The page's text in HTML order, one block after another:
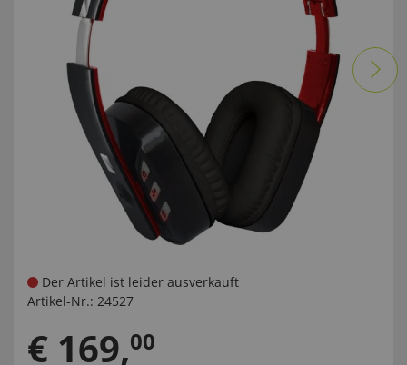
Der Artikel ist leider ausverkauft
Artikel-Nr.: 24527
€ 169,00